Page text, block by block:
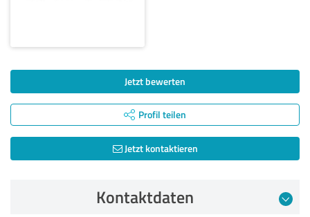
Jetzt bewerten
Profil teilen
Jetzt kontaktieren
Kontaktdaten